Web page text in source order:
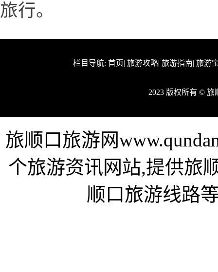
旅行。
栏目导航: 首页| 旅游攻略| 旅游指南| 旅游
2023 版权所有 ©
旅顺口旅游网
个旅游资讯网站,提供旅
顺口旅游线路